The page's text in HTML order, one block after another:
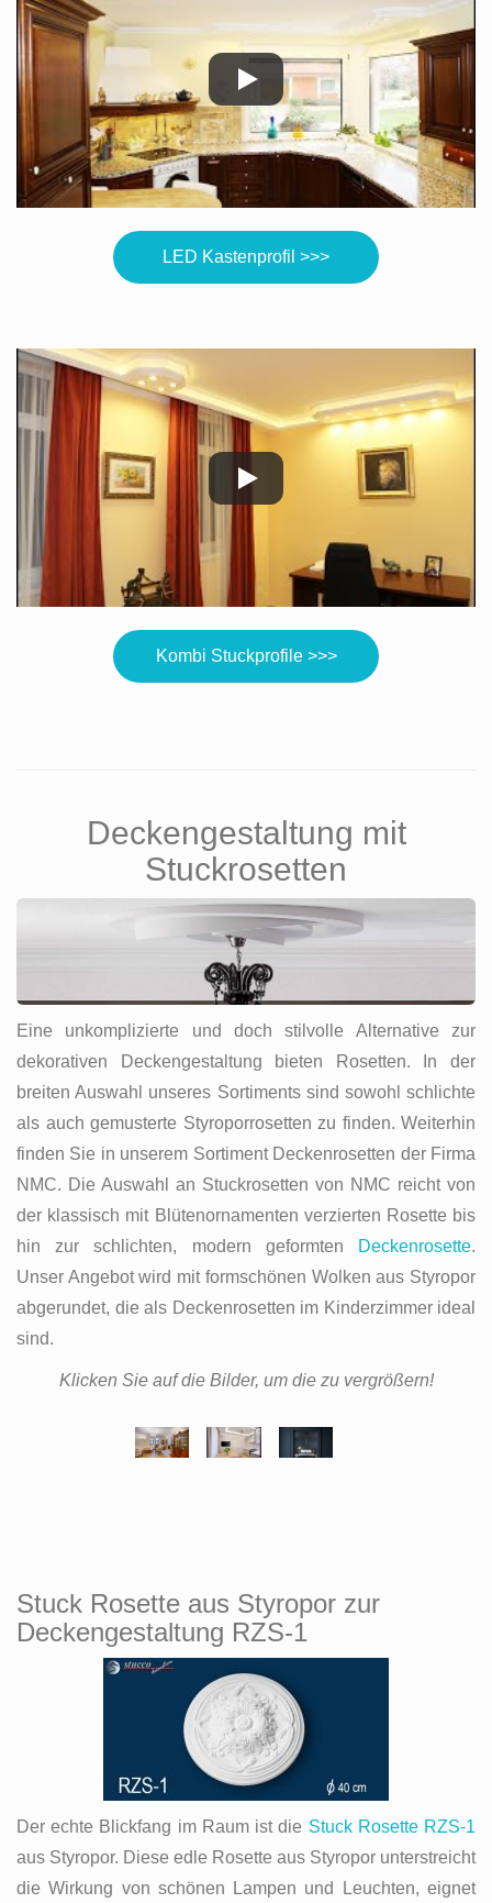
LED Kastenprofil >>>
Kombi Stuckprofile >>>
Deckengestaltung mit
Stuckrosetten
Eine unkomplizierte und doch stilvolle Alternative zur
dekorativen Deckengestaltung bieten Rosetten. In der
breiten Auswahl unseres Sortiments sind sowohl schlichte
als auch gemusterte Styroporrosetten zu finden. Weiterhin
finden Sie in unserem Sortiment Deckenrosetten der Firma
NMC. Die Auswahl an Stuckrosetten von NMC reicht von
der klassisch mit Blütenornamenten verzierten Rosette bis
hin zur schlichten, modern geformten
Deckenrosette.
Unser Angebot wird mit formschönen Wolken aus Styropor
abgerundet, die als Deckenrosetten im Kinderzimmer ideal
sind.
Klicken Sie auf die Bilder, um die zu vergrößern!
Stuck Rosette aus Styropor zur
Deckengestaltung RZS-1
Der echte Blickfang im Raum ist die Stuck Rosette RZS-1
aus Styropor. Diese edle Rosette aus Styropor unterstreicht
die Wirkung von schönen Lampen und Leuchten, eignet